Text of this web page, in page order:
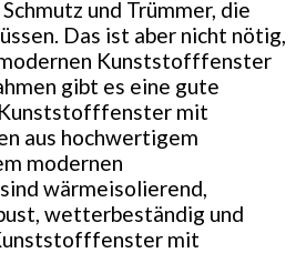
und Trümmer, die
Das ist aber nicht nötig,
Kunststofffenster
gibt es eine gute
mit
aus hochwertigem
modernen
wärmeisolierend,
wetterbeständig und
mit